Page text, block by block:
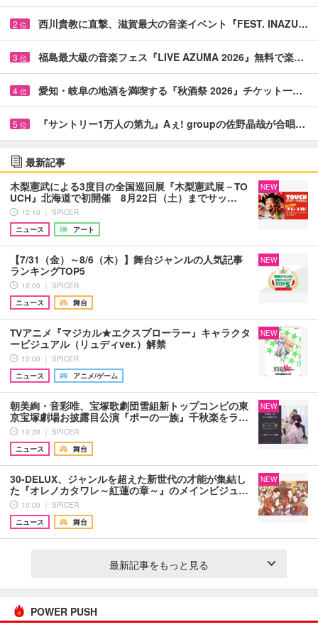
2 位 西川貴教に直撃、滋賀最大の音楽イベント『FEST. INAZU…
3 位 福島最大級の音楽フェス『LIVE AZUMA 2026』無料で楽…
4 位 愛知・岐阜の地酒を満喫する『秋酒祭 2026』チケット一…
5 位 『サントリー1万人の第九』Aぇ! groupの佐野晶哉が合唱…
最新記事
木梨憲武による3度目の全国巡回展『木梨憲武展－TO
UCH』北海道で初開催 8月22日（土）までサッ…
12:10 ｜ SPICER
ニュース
アート
NEW
【7/31（金）～8/6（木）】舞台ジャンルの人気記事
ランキングTOP5
12:00 ｜ SPICER
ニュース
舞台
NEW
TVアニメ『マジカル★エクスプローラー』キャラクタ
ービジュアル（リュディver.）解禁
12:00 ｜ SPICER
ニュース
アニメ/ゲーム
NEW
朝美絢・音彩唯、宝塚歌劇団雪組新トップコンビの東
京宝塚劇場お披露目公演『ポーの一族』千秋楽をラ…
10:30 ｜ SPICER
ニュース
舞台
NEW
30-DELUX、ジャンルを超えた新世代の才能が集結し
た『オレノカタワレ～紅蓮の章～』のメインビジュ…
10:00 ｜ SPICER
ニュース
舞台
NEW
最新記事をもっと見る
POWER PUSH